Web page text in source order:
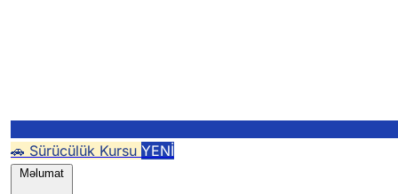
🚗 Sürücülük Kursu YENİ
Məlumat